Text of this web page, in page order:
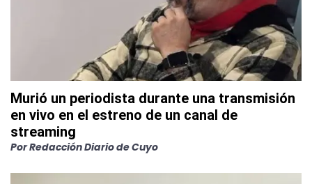
Murió un periodista durante una transmisión
en vivo en el estreno de un canal de
streaming
PorRedacción Diario de Cuyo